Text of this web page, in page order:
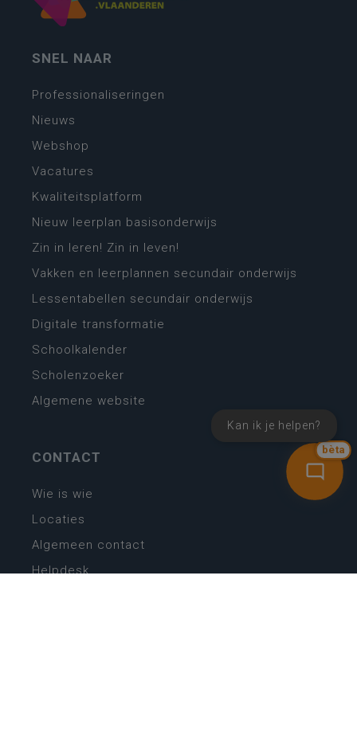
bèta
Kan ik je helpen?
SNEL NAAR
Professionaliseringen
Nieuws
Webshop
Vacatures
Kwaliteitsplatform
Nieuw leerplan basisonderwijs
Zin in leren! Zin in leven!
Vakken en leerplannen secundair onderwijs
Lessentabellen secundair onderwijs
Digitale transformatie
Schoolkalender
Scholenzoeker
Algemene website
CONTACT
Wie is wie
Locaties
Algemeen contact
Helpdesk